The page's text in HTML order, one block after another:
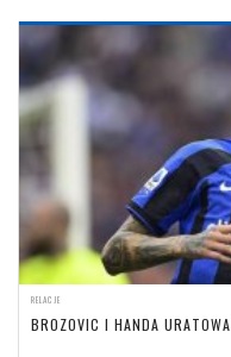
RELACJE
BROZOVIC I HANDA